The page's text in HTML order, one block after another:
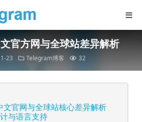
官方网与全球站差异解析
23 Telegram博客 32
官网与全球站核心差异解析
与语言支持